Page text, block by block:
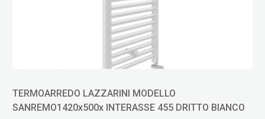
TERMOARREDO LAZZARINI MODELLO
SANREMO1420x500x INTERASSE 455 DRITTO BIANCO